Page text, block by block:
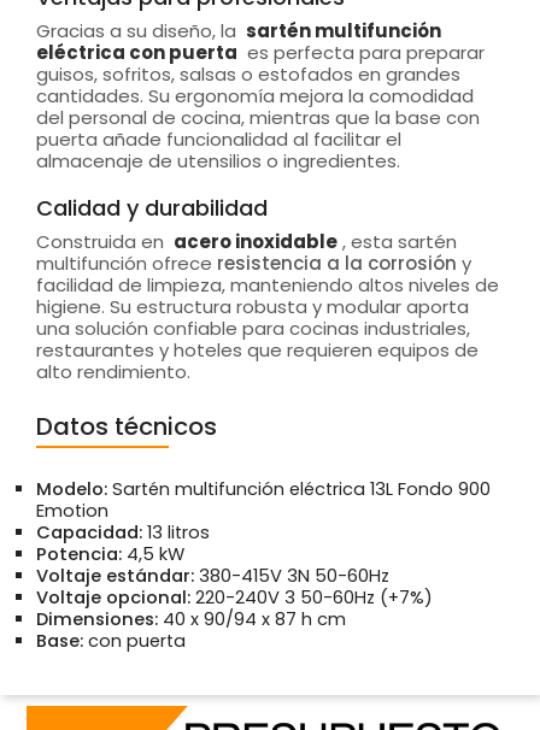
Gracias a su diseño, la sartén multifunción
eléctrica con puerta es perfecta para preparar
guisos, sofritos, salsas o estofados en grandes
cantidades. Su ergonomía mejora la comodidad
del personal de cocina, mientras que la base con
puerta añade funcionalidad al facilitar el
almacenaje de utensilios o ingredientes.
Calidad y durabilidad
Construida en acero inoxidable, esta sartén
multifunción ofrece resistencia a la corrosión y
facilidad de limpieza, manteniendo altos niveles de
higiene. Su estructura robusta y modular aporta
una solución confiable para cocinas industriales,
restaurantes y hoteles que requieren equipos de
alto rendimiento.
Datos técnicos
Modelo: Sartén multifunción eléctrica 13L Fondo 900
Emotion
Capacidad: 13 litros
Potencia: 4,5 kW
Voltaje estándar: 380-415V 3N 50-60Hz
Voltaje opcional: 220-240V 3 50-60Hz (+7%)
Dimensiones: 40 x 90/94 x 87 h cm
Base: con puerta